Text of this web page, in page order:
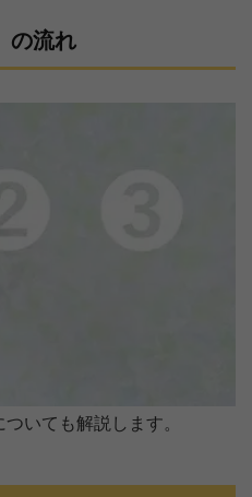
の流れ
いても解説します。